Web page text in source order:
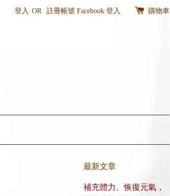
登入 OR 註冊帳號 Facebook 登入 購物車
最新文章
補充體力、恢復元氣，